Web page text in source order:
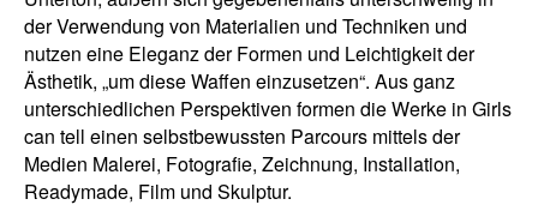
der Verwendung von Materialien und Techniken und
nutzen eine Eleganz der Formen und Leichtigkeit der
Ästhetik, „um diese Waffen einzusetzen“. Aus ganz
unterschiedlichen Perspektiven formen die Werke in Girls
can tell einen selbstbewussten Parcours mittels der
Medien Malerei, Fotografie, Zeichnung, Installation,
Readymade, Film und Skulptur.